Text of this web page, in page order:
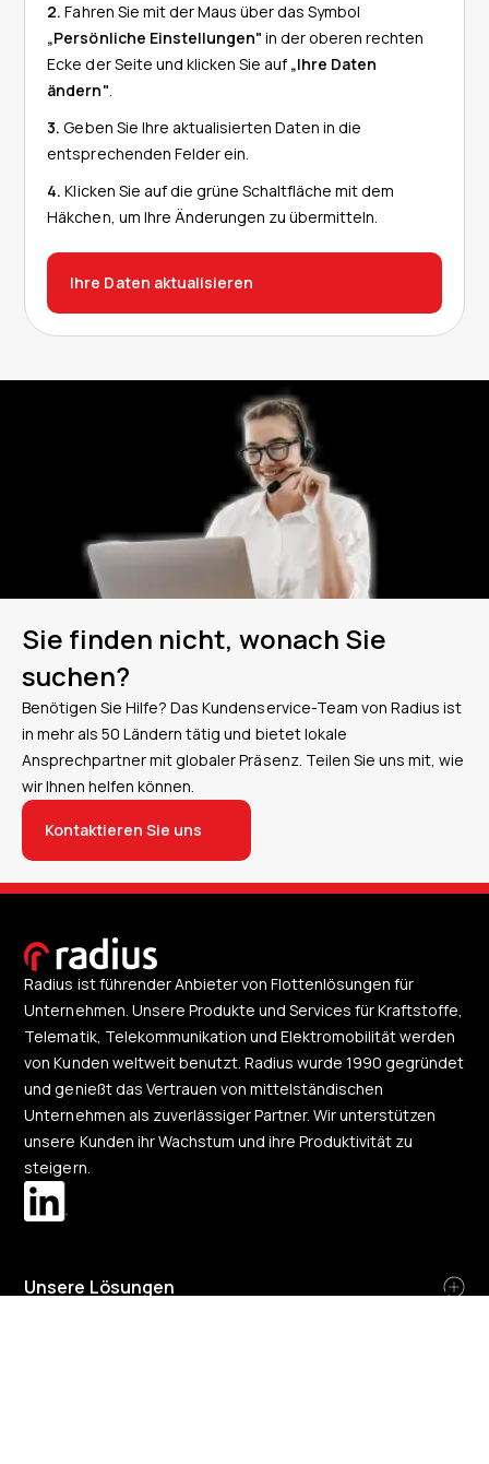
2. Fahren Sie mit der Maus über das Symbol
„Persönliche Einstellungen" in der oberen rechten
Ecke der Seite und klicken Sie auf „Ihre Daten
ändern".
3. Geben Sie Ihre aktualisierten Daten in die
entsprechenden Felder ein.
4. Klicken Sie auf die grüne Schaltfläche mit dem
Häkchen, um Ihre Änderungen zu übermitteln.
Ihre Daten aktualisieren
Sie finden nicht, wonach Sie
suchen?
Benötigen Sie Hilfe? Das Kundenservice-Team von Radius ist
in mehr als 50 Ländern tätig und bietet lokale
Ansprechpartner mit globaler Präsenz. Teilen Sie uns mit, wie
wir Ihnen helfen können.
Kontaktieren Sie uns
Radius ist führender Anbieter von Flottenlösungen für
Unternehmen. Unsere Produkte und Services für Kraftstoffe,
Telematik, Telekommunikation und Elektromobilität werden
von Kunden weltweit benutzt. Radius wurde 1990 gegründet
und genießt das Vertrauen von mittelständischen
Unternehmen als zuverlässiger Partner. Wir unterstützen
unsere Kunden ihr Wachstum und ihre Produktivität zu
steigern.
Unsere Lösungen